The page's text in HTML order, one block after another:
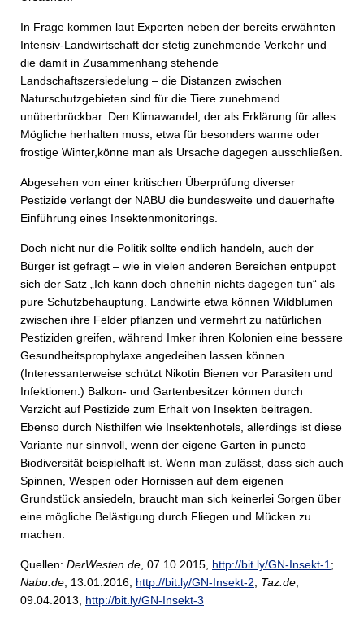
In Frage kommen laut Experten neben der bereits erwähnten
Intensiv-Landwirtschaft der stetig zunehmende Verkehr und
die damit in Zusammenhang stehende
Landschaftszersiedelung – die Distanzen zwischen
Naturschutzgebieten sind für die Tiere zunehmend
unüberbrückbar. Den Klimawandel, der als Erklärung für alles
Mögliche herhalten muss, etwa für besonders warme oder
frostige Winter,könne man als Ursache dagegen ausschließen.
Abgesehen von einer kritischen Überprüfung diverser
Pestizide verlangt der NABU die bundesweite und dauerhafte
Einführung eines Insektenmonitorings.
Doch nicht nur die Politik sollte endlich handeln, auch der
Bürger ist gefragt – wie in vielen anderen Bereichen entpuppt
sich der Satz „Ich kann doch ohnehin nichts dagegen tun“ als
pure Schutzbehauptung. Landwirte etwa können Wildblumen
zwischen ihre Felder pflanzen und vermehrt zu natürlichen
Pestiziden greifen, während Imker ihren Kolonien eine bessere
Gesundheitsprophylaxe angedeihen lassen können.
(Interessanterweise schützt Nikotin Bienen vor Parasiten und
Infektionen.) Balkon- und Gartenbesitzer können durch
Verzicht auf Pestizide zum Erhalt von Insekten beitragen.
Ebenso durch Nisthilfen wie Insektenhotels, allerdings ist diese
Variante nur sinnvoll, wenn der eigene Garten in puncto
Biodiversität beispielhaft ist. Wenn man zulässt, dass sich auch
Spinnen, Wespen oder Hornissen auf dem eigenen
Grundstück ansiedeln, braucht man sich keinerlei Sorgen über
eine mögliche Belästigung durch Fliegen und Mücken zu
machen.
Quellen: DerWesten.de , 07.10.2015, http://bit.ly/GN-Insekt-1 ;
Nabu.de , 13.01.2016, http://bit.ly/GN-Insekt-2; Taz.de
09.04.2013, http://bit.ly/GN-Insekt-3